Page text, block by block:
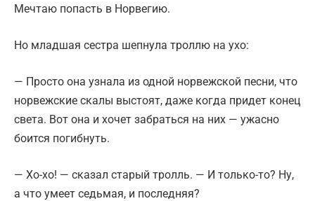
Мечтаю попасть в Норвегию.
Но младшая сестра шепнула троллю на ухо:
— Просто она узнала из одной норвежской песни, что
норвежские скалы выстоят, даже когда придет конец
света. Вот она и хочет забраться на них — ужасно
боится погибнуть.
— Хо-хо! — сказал старый тролль. — И только-то? Ну,
а что умеет седьмая, и последняя?